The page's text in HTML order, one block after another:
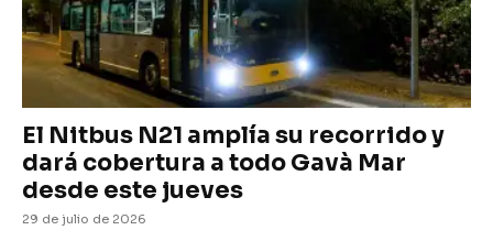
El Nitbus N21 amplía su recorrido y
dará cobertura a todo Gavà Mar
desde este jueves
29 de julio de 2026